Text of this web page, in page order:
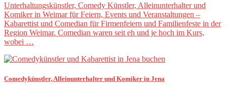
Unterhaltungskünstler, Comedy Künstler, Alleinunterhalter und
Komiker in Weimar für Feiern, Events und Veranstaltungen –
Kabarettist und Comedian für Firmenfeiern und Familienfeste in der
Region Weimar. Comedian waren seit eh und je hoch im Kurs,
wobei …
Comedykünstler, Alleinunterhalter und Komiker in Jena